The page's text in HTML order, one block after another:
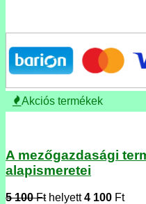
Akciós termékek
A mezőgazdasági
alapismeretei
5 100 Fthelyett4 100 Ft